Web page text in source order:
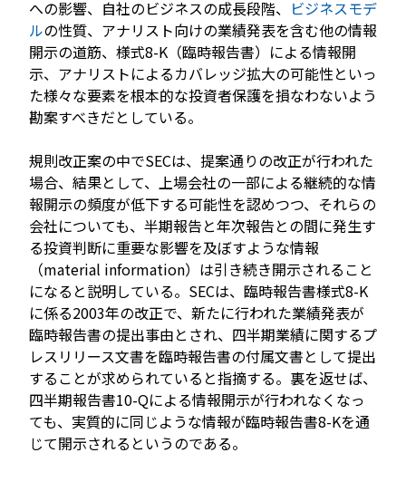
への影響、自社のビジネスの成長段階、 ビジネスモデ
ルの性質、アナリスト向けの業績発表を含む他の情報
開示の道筋、様式8-K（臨時報告書）による情報開
示、アナリストによるカバレッジ拡大の可能性といっ
た様々な要素を根本的な投資者保護を損なわないよう
勘案すべきだとしている。
規則改正案の中でSECは、提案通りの改正が行われた
場合、結果として、上場会社の一部による継続的な情
報開示の頻度が低下する可能性を認めつつ、それらの
会社についても、半期報告と年次報告との間に発生す
る投資判断に重要な影響を及ぼすような情報
（material information）は引き続き開示されること
になると説明している。SECは、臨時報告書様式8-K
に係る2003年の改正で、新たに行われた業績発表が
臨時報告書の提出事由とされ、四半期業績に関するプ
レスリリース文書を臨時報告書の付属文書として提出
することが求められていると指摘する。裏を返せば、
四半期報告書10-Qによる情報開示が行われなくなっ
ても、実質的に同じような情報が臨時報告書8-Kを通
じて開示されるというのである。